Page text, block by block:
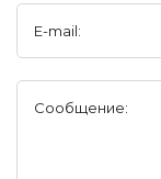
E-mail:
Сообщение: